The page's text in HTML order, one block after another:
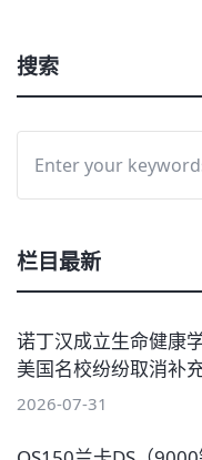
搜索
栏目最新
诺丁汉成立生命健康
美国名校纷纷取消补充
2026-07-31